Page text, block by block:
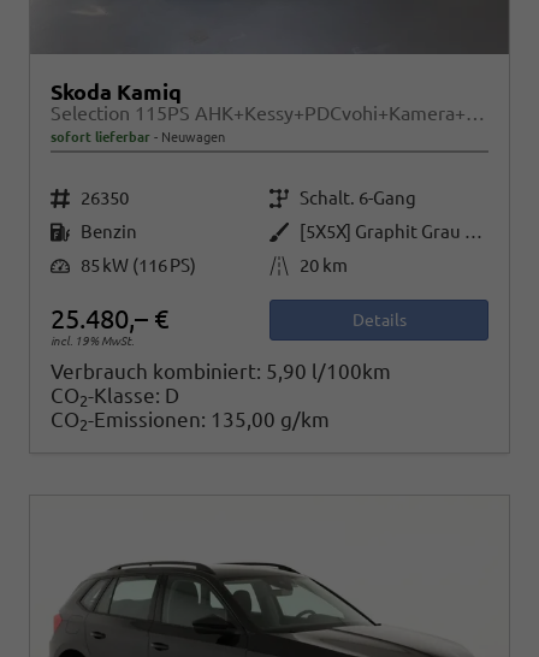
Skoda Kamiq
Selection 115PS AHK+Kessy+PDCvohi+Kamera+Climatronic+AppConnect+Sitzheizung
sofort lieferbar Neuwagen
Fahrzeugnr. 26350 Getriebe Schalt. 6-Gang
Kraftstoff Benzin Außenfarbe
[5X5X] Graphit Grau Metallic
Leistung 85 kW (116 PS) Kilometerstand 20 km
25.480,– €
incl. 19% MwSt.
Details
Verbrauch kombiniert: 5,90 l/100km
CO2-Klasse: D
CO2-Emissionen: 135,00 g/km